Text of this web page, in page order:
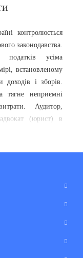
контролюється
законодавства.
усіма
встановленому
доходів і зборів.
тягне неприємні
Аудитор,
адвокат (юрист) в
уникнути
юриста